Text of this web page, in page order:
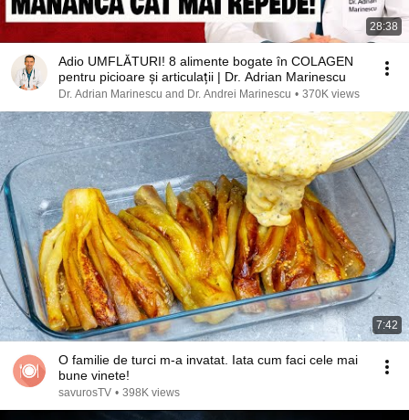
28:38
Adio UMFLĂTURI! 8 alimente bogate în COLAGEN
pentru picioare și articulații | Dr. Adrian Marinescu
Dr. Adrian Marinescu and Dr. Andrei Marinescu • 370K views
7:42
O familie de turci m-a invatat. Iata cum faci cele mai
bune vinete!
savurosTV • 398K views